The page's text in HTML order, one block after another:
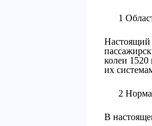
1
Настоящий
колеи 1520
их
2
В